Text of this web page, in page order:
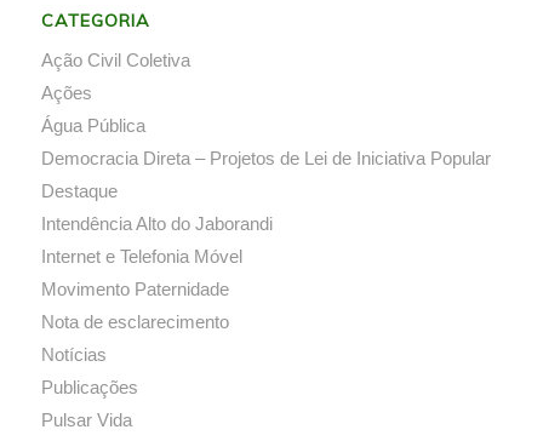
CATEGORIA
Ação Civil Coletiva
Ações
Água Pública
Democracia Direta – Projetos de Lei de Iniciativa Popular
Destaque
Intendência Alto do Jaborandi
Internet e Telefonia Móvel
Movimento Paternidade
Nota de esclarecimento
Notícias
Publicações
Pulsar Vida